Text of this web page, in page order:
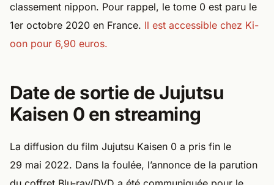
classement nippon. Pour rappel, le tome 0 est paru le
1er octobre 2020 en France. Il est accessible chez Ki-
oon pour 6,90 euros.
Date de sortie de Jujutsu
Kaisen 0 en streaming
La diffusion du film Jujutsu Kaisen 0 a pris fin le
29 mai 2022. Dans la foulée, l’annonce de la parution